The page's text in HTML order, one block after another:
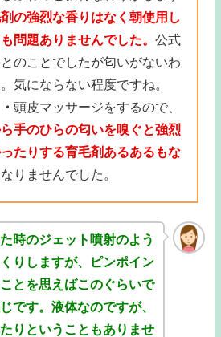
の強烈な香りはなく朝使用し
問題ありませんでした。公式
のことでしたが匂いがないわ
気にならない程度ですね。
頭皮マッサージをするので、
手のひらの匂いを嗅ぐと強烈
たりする育毛剤あるあるもな
りませんでした。
時のジェット噴射のよう
りしますが、ピンポイン
とを思えばこのぐらいで
です。液体なのですが、
りということもありませ